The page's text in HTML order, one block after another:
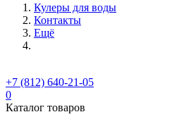
Кулеры для воды
Контакты
Ещё
+7 (812) 640-21-05
0
Каталог товаров